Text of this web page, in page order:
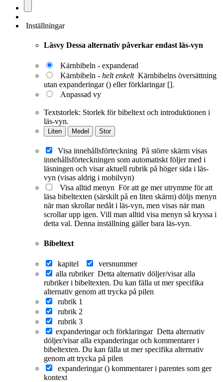
Inställningar
Läsvy Dessa alternativ påverkar endast läs-vyn
Kärnbibeln - expanderad
Kärnbibeln - helt enkelt Kärnbibelns översättning
utan expanderingar () eller förklaringar [].
Anpassad vy
Textstorlek: Storlek för bibeltext och introduktionen i
läs-vyn.
Liten Medel Stor
Visa innehållsförteckning På större skärm visas
innehållsförteckningen som automatiskt följer med i
läsningen och visar aktuell rubrik på höger sida i läs-
vyn (visas aldrig i mobilvyn)
Visa alltid menyn För att ge mer utrymme för att
läsa bibeltexten (särskilt på en liten skärm) döljs menyn
när man skrollar nedåt i läs-vyn, men visas när man
scrollar upp igen. Vill man alltid visa menyn så kryssa i
detta val. Denna inställning gäller bara läs-vyn.
Bibeltext
kapitel
versnummer
alla rubriker Detta alternativ döljer/visar alla
rubriker i bibeltexten. Du kan fälla ut mer specifika
alternativ genom att trycka på pilen
rubrik 1
rubrik 2
rubrik 3
expanderingar och förklaringar Detta alternativ
döljer/visar alla expanderingar och kommentarer i
bibeltexten. Du kan fälla ut mer specifika alternativ
genom att trycka på pilen
expanderingar () kommentarer i parentes som ger
kontext